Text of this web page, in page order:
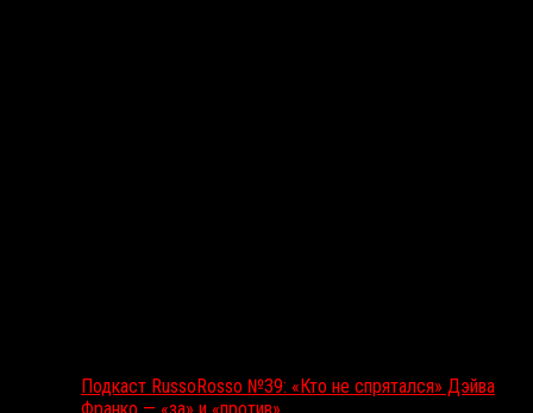
Подкаст RussoRosso №39: «Кто не спрятался» Дэйва
Франко — «за» и «против»